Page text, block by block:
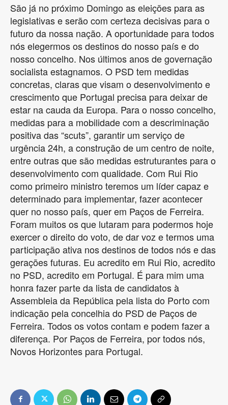
São já no próximo Domingo as eleições para as
legislativas e serão com certeza decisivas para o
futuro da nossa nação. A oportunidade para todos
nós elegermos os destinos do nosso país e do
nosso concelho. Nos últimos anos de governação
socialista estagnamos. O PSD tem medidas
concretas, claras que visam o desenvolvimento e
crescimento que Portugal precisa para deixar de
estar na cauda da Europa. Para o nosso concelho,
medidas para a mobilidade com a descriminação
positiva das “scuts”, garantir um serviço de
urgência 24h, a construção de um centro de noite,
entre outras que são medidas estruturantes para o
desenvolvimento com qualidade. Com Rui Rio
como primeiro ministro teremos um líder capaz e
determinado para implementar, fazer acontecer
quer no nosso país, quer em Paços de Ferreira.
Foram muitos os que lutaram para podermos hoje
exercer o direito do voto, de dar voz e termos uma
participação ativa nos destinos de todos nós e das
gerações futuras. Eu acredito em Rui Rio, acredito
no PSD, acredito em Portugal. É para mim uma
honra fazer parte da lista de candidatos à
Assembleia da República pela lista do Porto com
indicação pela concelhia do PSD de Paços de
Ferreira. Todos os votos contam e podem fazer a
diferença. Por Paços de Ferreira, por todos nós,
Novos Horizontes para Portugal.